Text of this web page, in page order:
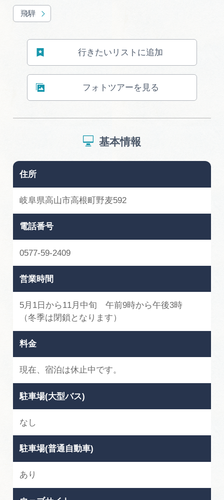
飛騨
行きたいリストに追加
フォトツアーを見る
基本情報
住所
岐阜県高山市高根町野麦592
電話番号
0577-59-2409
営業時間
5月1日から11月中旬 午前9時から午後3時
（冬季は閉鎖となります）
料金
現在、宿泊は休止中です。
駐車場(大型バス)
なし
駐車場(普通自動車)
あり